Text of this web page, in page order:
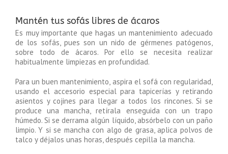
Mantén tus sofás libres de ácaros
Es muy importante que hagas un mantenimiento adecuado
de los sofás, pues son un nido de gérmenes patógenos,
sobre todo de ácaros. Por ello se necesita realizar
habitualmente limpiezas en profundidad.
Para un buen mantenimiento, aspira el sofá con regularidad,
usando el accesorio especial para tapicerías y retirando
asientos y cojines para llegar a todos los rincones. Si se
produce una mancha, retírala enseguida con un trapo
húmedo. Si se derrama algún líquido, absórbelo con un paño
limpio. Y si se mancha con algo de grasa, aplica polvos de
talco y déjalos unas horas, después cepilla la mancha.